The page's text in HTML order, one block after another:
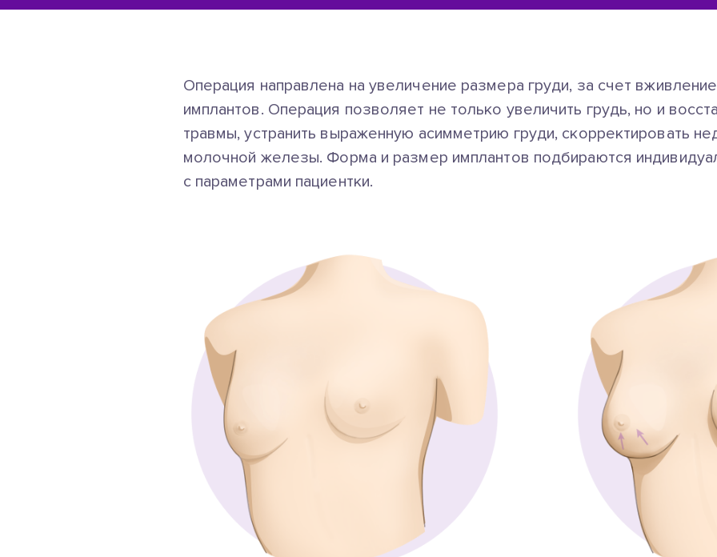
Операция направлена на увеличение размера груди, за счет
имплантов. Операция позволяет не только увеличить грудь, но и
травмы, устранить выраженную асимметрию груди, скорректировать
молочной железы. Форма и размер имплантов подбираются
с параметрами пациентки.